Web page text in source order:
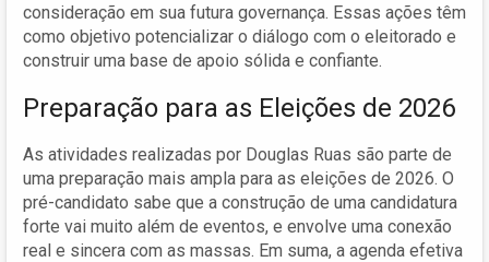
consideração em sua futura governança. Essas ações têm
como objetivo potencializar o diálogo com o eleitorado e
construir uma base de apoio sólida e confiante.
Preparação para as Eleições de 2026
As atividades realizadas por Douglas Ruas são parte de
uma preparação mais ampla para as eleições de 2026. O
pré-candidato sabe que a construção de uma candidatura
forte vai muito além de eventos, e envolve uma conexão
real e sincera com as massas. Em suma, a agenda efetiva